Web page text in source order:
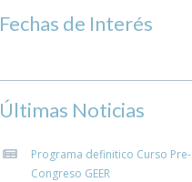
Fechas de Interés
Últimas Noticias
Programa definitico Curso Pre-
Congreso GEER